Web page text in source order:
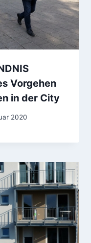
Vorgehen
in der City
2020